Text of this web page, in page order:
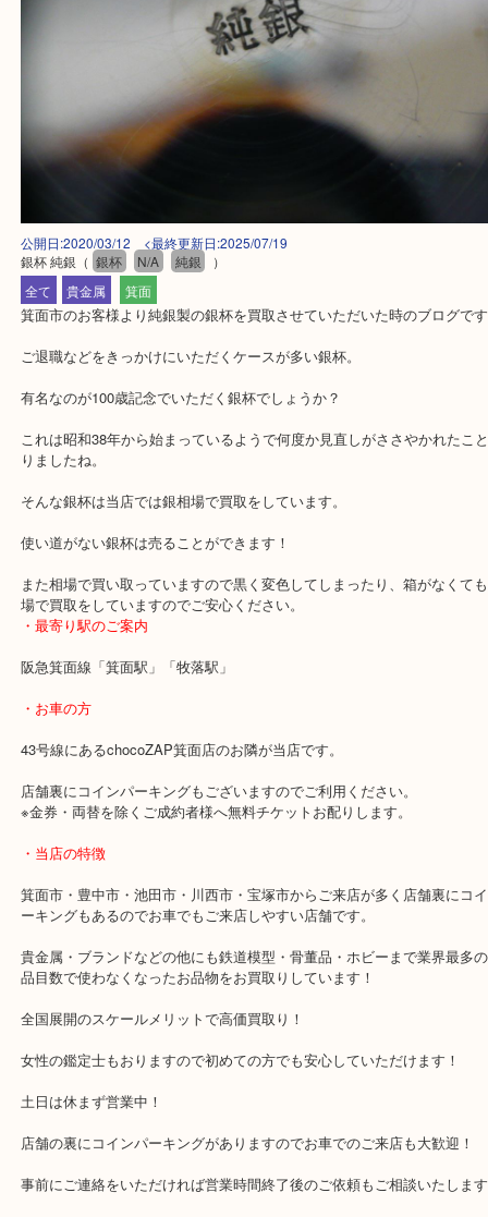
公開日:2020/03/12 <最終更新日:2025/07/19
銀杯 純銀（ 銀杯 N/A 純銀 ）
全て 貴金属 箕面
箕面市のお客様より純銀製の銀杯を買取させていただいた時のブロ
ご退職などをきっかけにいただくケースが多い銀杯。
有名なのが100歳記念でいただく銀杯でしょうか？
これは昭和38年から始まっているようで何度か見直しがささやかれ
りましたね。
そんな銀杯は当店では銀相場で買取をしています。
使い道がない銀杯は売ることができます！
また相場で買い取っていますので黒く変色してしまったり、箱がな
・最寄り駅のご案内
阪急箕面線「箕面駅」「牧落駅」
・お車の方
店舗裏にコインパーキングもございますのでご利用ください。
箕面市・豊中市・池田市・川西市・宝塚市からご来店が多く店舗裏
ーキングもあるのでお車でもご来店しやすい店舗です。
貴金属・ブランドなどの他にも鉄道模型・骨董品・ホビーまで業界
品目数で使わなくなったお品物をお買取りしています！